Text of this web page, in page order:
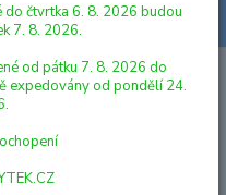
Hledat
KARETNÍ HRY
Akim Kvarteto
6 x 9 cm
1
v
do čtvrtka 6. 8. 2026 budou
7. 8. 2026.
od pátku 7. 8. 2026 do
expedovány od pondělí 24.